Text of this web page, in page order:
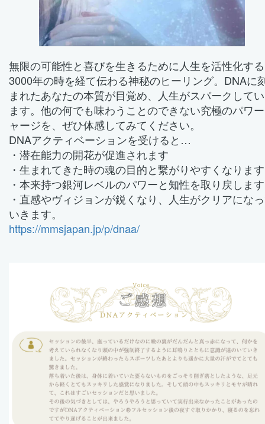
無限の可能性と喜びを生きるために人生を活性化す
3000年の時を経て伝わる神秘のヒーリング。DNAに
まれたあなたの本質が目覚め、人生がスパークして
ます。他の何でも味わうことのできない究極のパワ
ャージを、ぜひ体感してみてください。
DNAアクティベーションを受けると…
・潜在能力の開花が促進されます
・生まれてきた時の魂の目的と繋がりやすくなりま
・本来持つ銀河レベルのパワーと知性を取り戻しま
・直感やヴィジョンが鋭くなり、人生がクリアにな
いきます。
https://mmsjapan.jp/p/dnaa/